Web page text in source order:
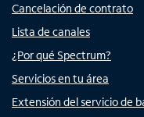
Cancelación de contrato
Lista de canales
¿Por qué Spectrum?
Servicios en tu área
Extensión del servicio de